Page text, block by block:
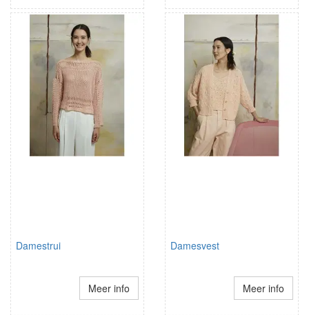
Damestrui
Meer info
Damesvest
Meer info